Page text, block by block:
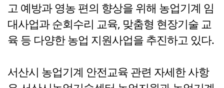
고 예방과 영농 편의 향상을 위해 농업기계 임
대사업과 순회수리 교육, 맞춤형 현장기술 교
육 등 다양한 농업 지원사업을 추진하고 있다.
서산시 농업기계 안전교육 관련 자세한 사항